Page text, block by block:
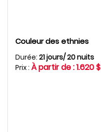
Couleur des ethnies
Durée: 21 jours/ 20 nuits
Prix : À partir de : 1.620 $